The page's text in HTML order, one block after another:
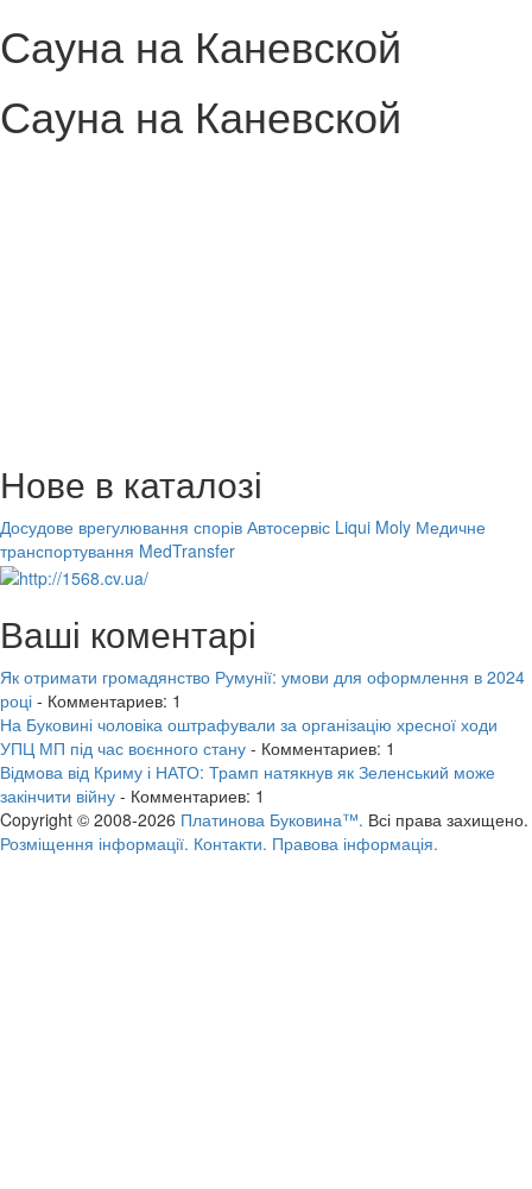
Сауна на Каневской
Сауна на Каневской
Нове в каталозі
Досудове врегулювання спорів Автосервіс Liqui Moly Медичне
транспортування MedTransfer
Ваші коментарі
Як отримати громадянство Румунії: умови для оформлення в 2024
році - Комментариев: 1
На Буковині чоловіка оштрафували за організацію хресної ходи
УПЦ МП під час воєнного стану - Комментариев: 1
Відмова від Криму і НАТО: Трамп натякнув як Зеленський може
закінчити війну - Комментариев: 1
Copyright © 2008-2026 Платинова Буковина™. Всі права захищено.
Розміщення інформації. Контакти. Правова інформація.